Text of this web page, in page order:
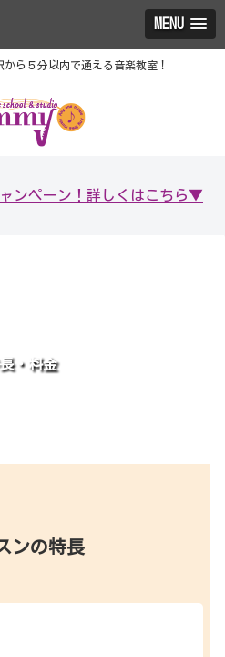
MENU
ら５分以内で通える音楽教室！
ンペーン！詳しくはこちら▼
・料金
ンの特長